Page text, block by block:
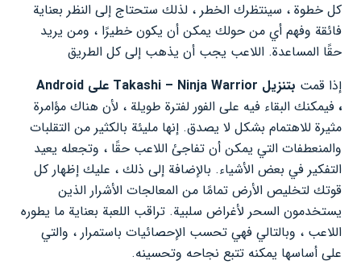
كل خطوة ، سينتظرك الخطر ، لذلك ستحتاج إلى النظر بعناية
فائقة وفهم أي من حولك يمكن أن يكون خطيرًا ، ومن يريد
حقًا المساعدة. اللاعب يجب أن يذهب إلى كل الطريق
إذا قمت
بتنزيل Takashi – Ninja Warrior على Android
، فيمكنك البقاء فيه على الفور لفترة طويلة ، لأن هناك مؤامرة
مثيرة للاهتمام بشكل لا يصدق. إنها مليئة بالكثير من التقلبات
والمنعطفات التي يمكن أن تفاجئ اللاعب حقًا ، وتجعله يعيد
التفكير في بعض الأشياء. بالإضافة إلى ذلك ، عليك إظهار كل
قوتك لتخليص الأرض تمامًا من المعالجات الأشرار الذين
يستخدمون السحر لأغراض سلبية. تراقب اللعبة بعناية ما يطوره
اللاعب ، وبالتالي فهي تحسب الإحصائيات باستمرار ، والتي
على أساسها يمكنه تتبع نجاحه وتحسينه.